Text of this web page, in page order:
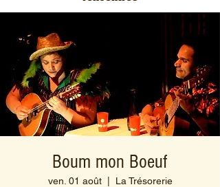
Boum mon Boeuf
ven. 01 août
  |
La Trésorerie